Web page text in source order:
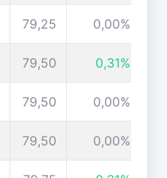
79,25 0,00%
79,50 0,31%
79,50 0,00%
79,50 0,00%